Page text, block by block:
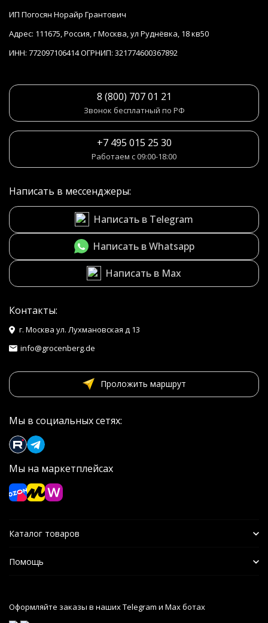
ИП Погосян Норайр Грантович
Адрес: 111675, Россия, г Москва, ул Руднёвка, 18 кв50
ИНН: 772097106414 ОГРНИП: 321774600367892
8 (800) 707 01 21
Звонок бесплатный по РФ
+7 495 015 25 30
Работаем с 09:00-18:00
Написать в мессенджеры:
Написать в Telegram
Написать в Whatsapp
Написать в Max
Контакты:
г. Москва ул. Лухмановская д 13
info@grocenberg.de
Проложить маршрут
Мы в социальных сетях:
Мы на маркетплейсах
Каталог товаров
Помощь
Оформляйте заказы в наших Telegram и Max ботах